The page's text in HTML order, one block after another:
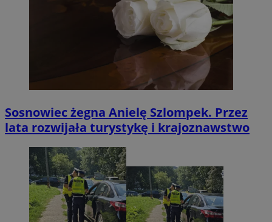
Sosnowiec żegna Anielę Szlompek. Przez
lata rozwijała turystykę i krajoznawstwo